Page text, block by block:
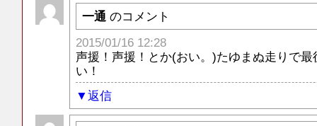
一通 のコメント
2015/01/16 12:28
声援！声援！とか(おい。)たゆまぬ走りで
い！
返信